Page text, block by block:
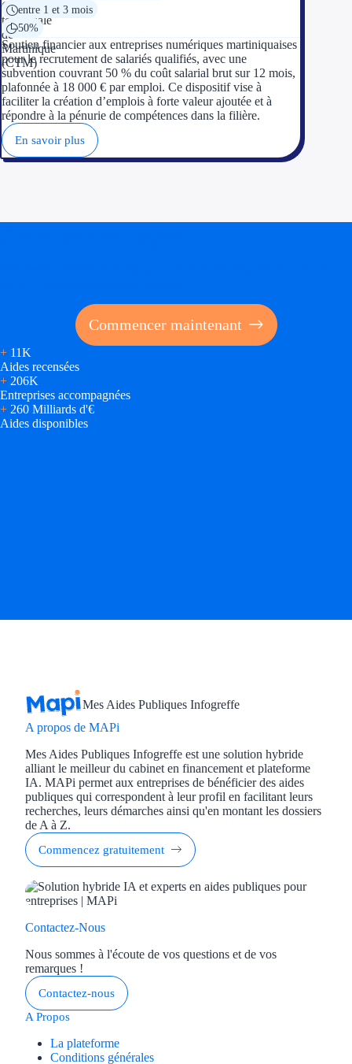
Appel à projet
Avance
Par financeur
Solutions MAPi
Aides Région
Aides Région
Régions de I à P
Aides Région
Aides Région
entre 1 et 3 mois
50%
Soutien financier aux entreprises numériques martiniquaises
pour le recrutement de salariés qualifiés, avec une
subvention couvrant 50 % du coût salarial brut sur 12 mois,
plafonnée à 18 000 € par emploi. Ce dispositif vise à
faciliter la création d’emplois à forte valeur ajoutée et à
répondre à la pénurie de compétences dans la filière.
En savoir plus
Commencer maintenant
+ 11K
Aides recensées
+ 206K
Entreprises accompagnées
+ 260 Milliards d'€
Aides disponibles
Mes Aides Publiques Infogreffe
A propos de MAPi
Mes Aides Publiques Infogreffe est une solution hybride
alliant le meilleur du cabinet en financement et plateforme
IA. MAPi permet aux entreprises de bénéficier des aides
publiques qui correspondent à leur profil en facilitant leurs
recherches, leurs démarches ainsi qu'en montant les dossiers
de A à Z.
Commencez gratuitement
Contactez-Nous
Nous sommes à l'écoute de vos questions et de vos
remarques !
Contactez-nous
A Propos
La plateforme
Conditions générales